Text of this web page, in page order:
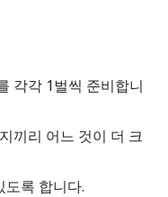
각각 1벌씩 준비합니
끼리 어느 것이 더 크
도록 합니다.